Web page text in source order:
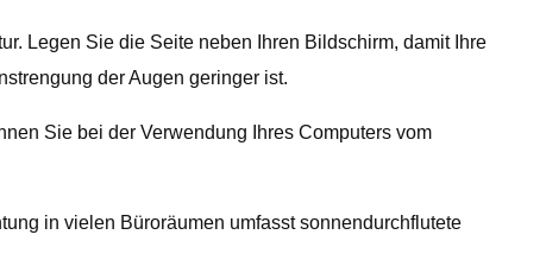
Legen Sie die Seite neben Ihren Bildschirm, damit Ihre
der Augen geringer ist.
Sie bei der Verwendung Ihres Computers vom
in vielen Büroräumen umfasst sonnendurchflutete